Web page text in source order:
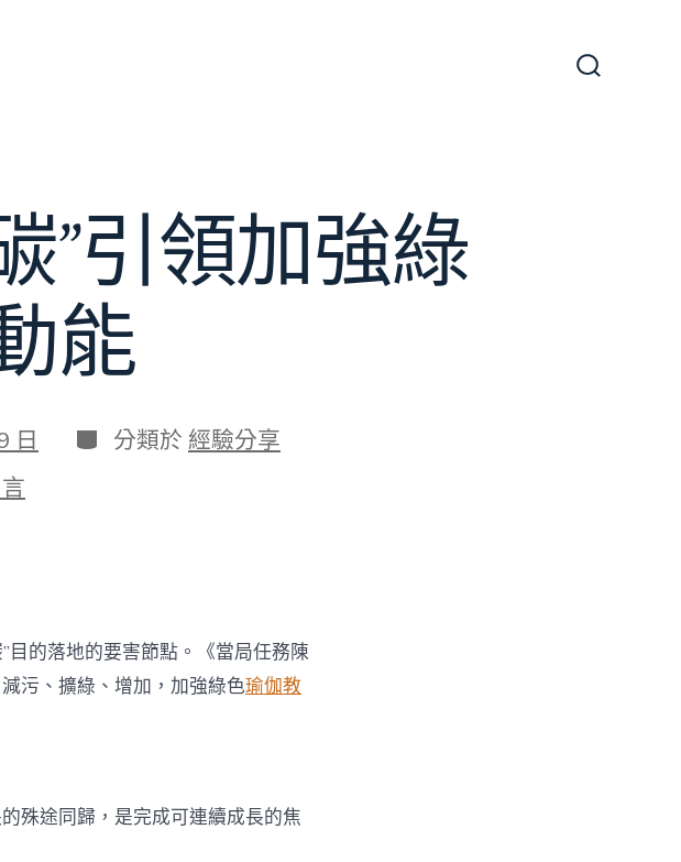
”引領加強綠
能
日 分
類
分類於 經驗分享
目的落地的要害節點。《當局任務陳
污、擴綠、增加，加強綠色瑜伽教
殊途同歸，是完成可連續成長的焦